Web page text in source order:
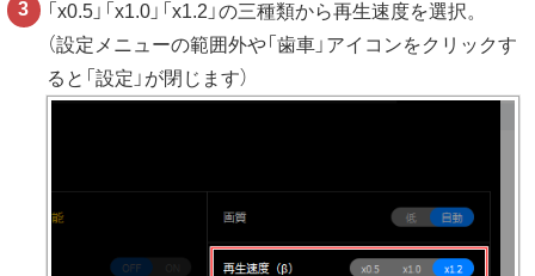
「x0.5」「x1.0」「x1.2」の三種類から再生速度を選択。
（設定メニューの範囲外や「歯車」アイコンをクリックす
ると「設定」が閉じます）